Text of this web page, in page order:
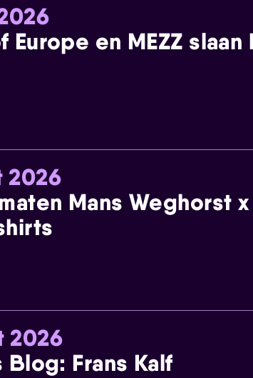
Europe en MEZZ
2026
Mans Weghorst
2026
Blog: Frans Kalf